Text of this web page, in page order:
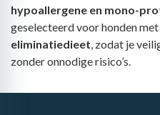
hypoallergene en mono-
geselecteerd voor honden
eliminatiedieet , zodat je
zonder onnodige risico’s.